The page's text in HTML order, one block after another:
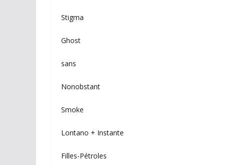
Stigma
Ghost
sans
Nonobstant
Smoke
Lontano + Instante
Filles-Pétroles